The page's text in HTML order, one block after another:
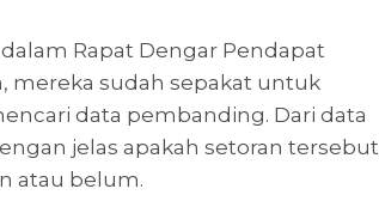
Rapat Dengar Pendapat
mereka sudah sepakat untuk
data pembanding. Dari data
jelas apakah setoran tersebut
atau belum.